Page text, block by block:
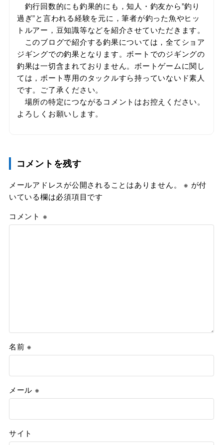
釣行回数的にも釣果的にも，知人・釣友から”釣り
過ぎ”と言われる経験を元に，筆者が釣った魚やヒッ
トルアー，豆知識等などを紹介させていただきます。
このブログで紹介する釣果については，全てショア
ジギングでの釣果となります。ボートでのジギングの
釣果は一切含まれておりません。ボートゲームに関し
ては，ボート専用のタックルすら持っていないド素人
です。ご了承ください。
場所の特定につながるコメントはお控えください。
よろしくお願いします。
コメントを残す
メールアドレスが公開されることはありません。 ※ が付
いている欄は必須項目です
コメント ※
名前※
メール ※
サイト